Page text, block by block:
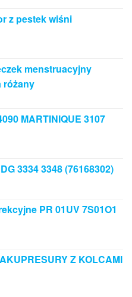
z pestek wiśni
menstruacyjny
różany
MARTINIQUE 3107
3334 3348 (76168302)
PR 01UV 7S01O1
Z KOLCAMI